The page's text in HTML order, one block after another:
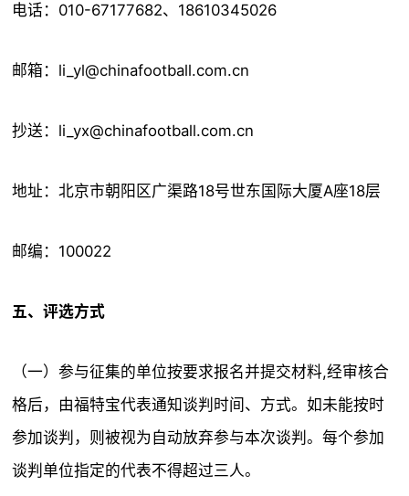
电话：010-67177682、18610345026
邮箱：li_yl@chinafootball.com.cn
抄送：li_yx@chinafootball.com.cn
地址：北京市朝阳区广渠路18号世东国际大厦A座18层
邮编：100022
五、评选方式
（一）参与征集的单位按要求报名并提交材料,经审核合
格后，由福特宝代表通知谈判时间、方式。如未能按时
参加谈判，则被视为自动放弃参与本次谈判。每个参加
谈判单位指定的代表不得超过三人。